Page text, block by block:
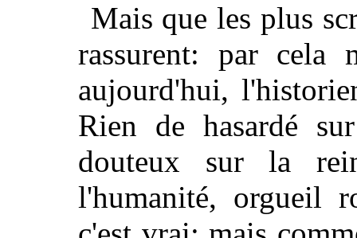
Mais que les plus
rassurent: par cela
aujourd'hui,
Rien de hasardé
douteux sur la
l'humanité, orgueil